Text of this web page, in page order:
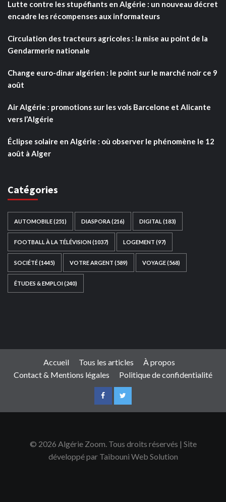
Lutte contre les stupéfiants en Algérie : un nouveau décret
encadre les récompenses aux informateurs
Circulation des tracteurs agricoles : la mise au point de la
Gendarmerie nationale
Change euro-dinar algérien : le point sur le marché noir ce 9
août
Air Algérie : promotions sur les vols Barcelone et Alicante
vers l’Algérie
Éclipse solaire en Algérie : où observer le phénomène le 12
août à Alger
Catégories
AUTOMOBILE(251) DIASPORA (216) DIGITAL (183)
FOOTBALL À LA TÉLÉVISION(1037) LOGEMENT (97)
SOCIÉTÉ(1445) VOTRE ARGENT (589) VOYAGE(568)
ÉTUDES & EMPLOI(240)
Accueil Tous les articles
À propos
Contact & Mentions légales
Politique de confidentialité
© 2026 Algérie Zoom. Tous droits réservés | Site
développé par Taibouni Web Solution